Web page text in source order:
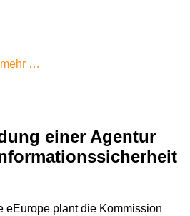
mehr …
einer Agentur
eEurope plant die Kommission